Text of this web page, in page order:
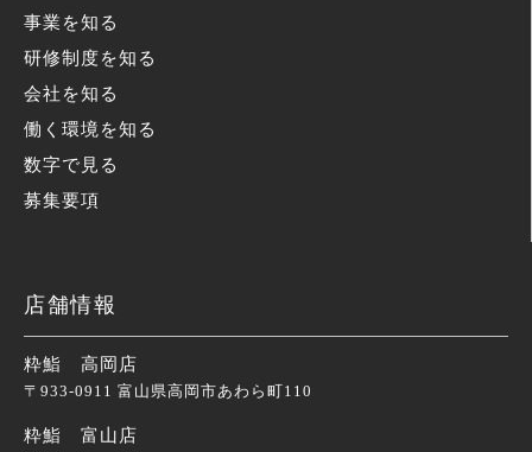
事業を知る
研修制度を知る
会社を知る
働く環境を知る
数字で見る
募集要項
店舗情報
粋鮨 高岡店
〒933-0911 富山県高岡市あわら町110
粋鮨 富山店